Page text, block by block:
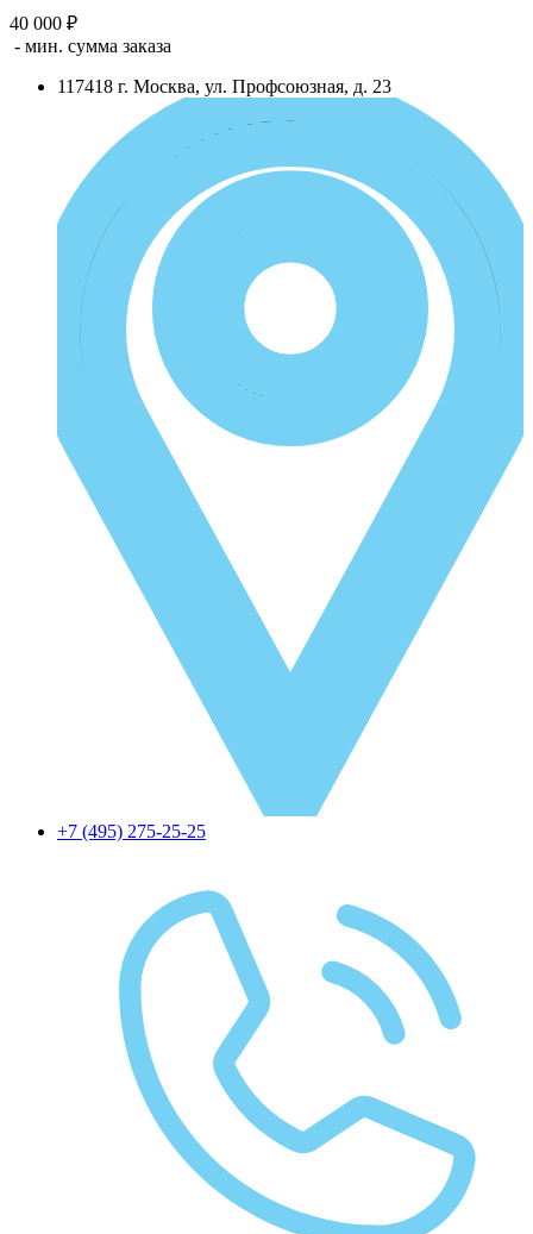
40 000 ₽
- мин. сумма заказа
117418 г. Москва, ул. Профсоюзная, д. 23
+7 (495) 275-25-25